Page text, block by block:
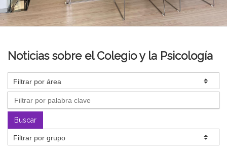
Noticias sobre el Colegio y la Psicología
Buscar